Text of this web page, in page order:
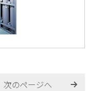
次のページへ